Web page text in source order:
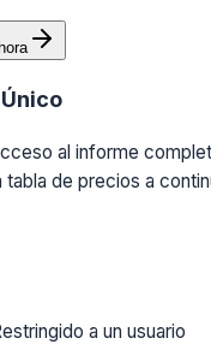
al informe
tabla de precios a
a un usuario